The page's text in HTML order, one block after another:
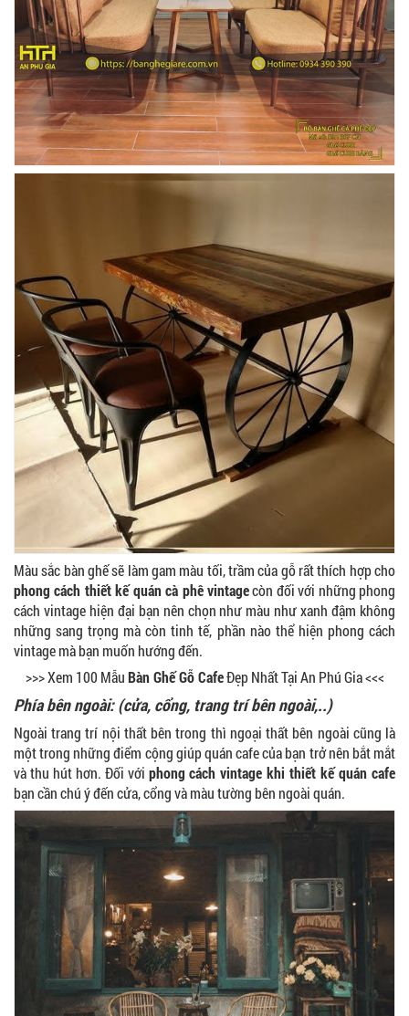
Màu sắc bàn ghế sẽ làm gam màu tối, trầm của gỗ rất thích hợp cho
phong cách thiết kế quán cà phê vintagecòn đối với những phong
cách vintage hiện đại bạn nên chọn như màu như xanh đậm không
những sang trọng mà còn tinh tế, phần nào thể hiện phong cách
vintage mà bạn muốn hướng đến.
>>> Xem 100 MẫuBàn Ghế Gỗ CafeĐẹp Nhất Tại An Phú Gia <<<
Phía bên ngoài: (cửa, cổng, trang trí bên ngoài,..)
Ngoài trang trí nội thất bên trong thì ngoại thất bên ngoài cũng là
một trong những điểm cộng giúp quán cafe của bạn trở nên bắt mắt
và thu hút hơn. Đối với phong cách vintage khi thiết kế quán cafe
bạn cần chú ý đến cửa, cổng và màu tường bên ngoài quán.